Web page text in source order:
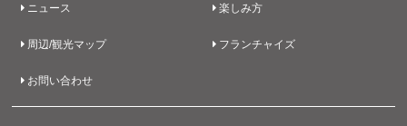
ニュース 楽しみ方
周辺/観光マップ フランチャイズ
お問い合わせ